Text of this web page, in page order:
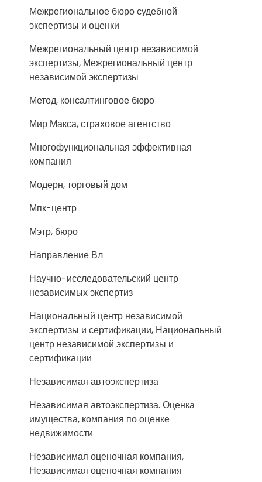
Межрегиональное бюро судебной
экспертизы и оценки
Межрегиональный центр независимой
экспертизы, Межрегиональный центр
независимой экспертизы
Метод, консалтинговое бюро
Мир Макса, страховое агентство
Многофункциональная эффективная
компания
Модерн, торговый дом
Мпк-центр
Мэтр, бюро
Направление Вл
Научно-исследовательский центр
независимых экспертиз
Национальный центр независимой
экспертизы и сертификации, Национальный
центр независимой экспертизы и
сертификации
Независимая автоэкспертиза
Независимая автоэкспертиза. Оценка
имущества, компания по оценке
недвижимости
Независимая оценочная компания,
Независимая оценочная компания